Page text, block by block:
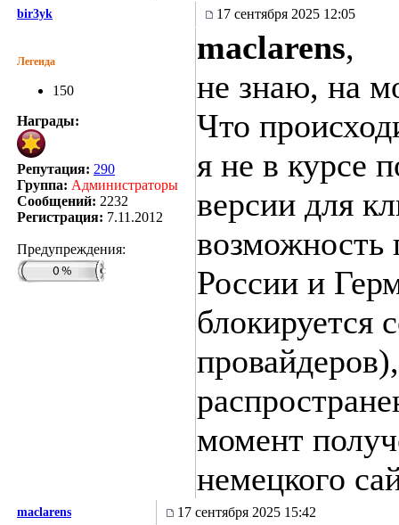
bir3yk 17 сентября 2025 12:05
Легенда
150
Награды:
Репутация: 290
Группа: Администраторы
Сообщений: 2232
Регистрация: 7.11.2012
Предупреждения:
maclarens,
не знаю, на
Что
я не в курсе
версии для
возможность
России и
блокируется
момент
немецкого
maclarens 17 сентября 2025 15:42